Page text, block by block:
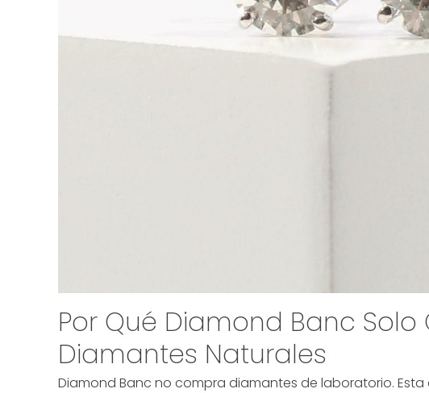
Por Qué Diamond Banc
Diamantes Naturales
Diamond Banc no compra diamantes de laboratorio.